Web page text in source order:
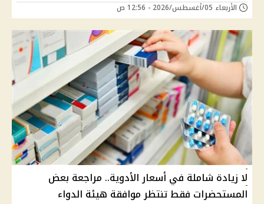
الأربعاء 05/أغسطس/2026 - 12:56 ص
لا زيادة شاملة في أسعار الأدوية.. مراجعة بعض
المستحضرات فقط تنتظر موافقة هيئة الدواء